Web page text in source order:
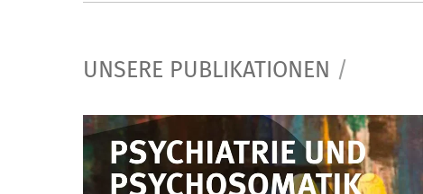
UNSERE PUBLIKATIONEN /